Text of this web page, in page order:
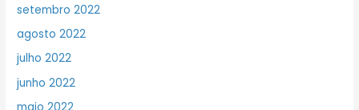
setembro 2022
agosto 2022
julho 2022
junho 2022